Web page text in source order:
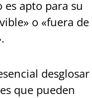
apto para su
o «fuera de
desglosar
que pueden